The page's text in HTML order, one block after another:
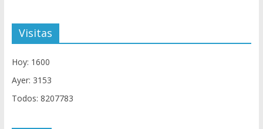
Visitas
Hoy: 1600
Ayer: 3153
Todos: 8207783